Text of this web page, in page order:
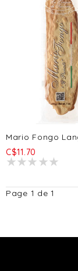
C$11.70
Page 1 de 1